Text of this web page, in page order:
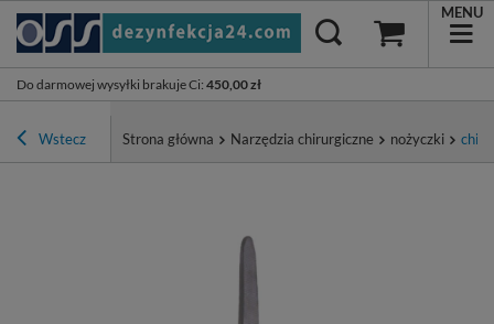
Do darmowej wysyłki brakuje Ci: 450,00 zł
MENU
Wstecz Strona główna Narzędzia chirurgiczne nożyczki